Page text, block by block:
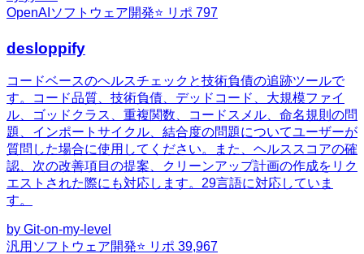
OpenAI ソフトウェア開発⭐ リポ 797
desloppify
コードベースのヘルスチェックと技術負債の追跡ツールで
す。コード品質、技術負債、デッドコード、大規模ファイ
ル、ゴッドクラス、重複関数、コードスメル、命名規則の問
題、インポートサイクル、結合度の問題についてユーザーが
質問した場合に使用してください。また、ヘルススコアの確
認、次の改善項目の提案、クリーンアップ計画の作成をリク
エストされた際にも対応します。29言語に対応していま
す。
by Git-on-my-level
汎用 ソフトウェア開発⭐ リポ 39,967